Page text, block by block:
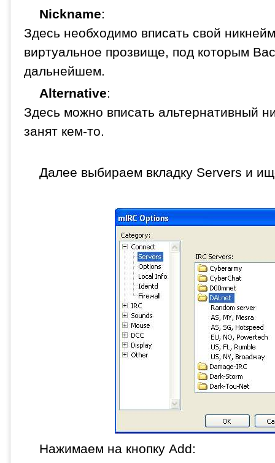
Nickname:
Здесь необходимо вписать свой
виртуальное прозвище, под которым
дальнейшем.
Alternative:
Здесь можно вписать альтернативный
занят кем-то.
Далее выбираем вкладку Servers и
Нажимаем на кнопку Add: